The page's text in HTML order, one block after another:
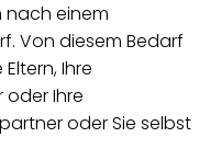
nach einem
Von diesem Bedarf
Ihre
oder Ihre
oder Sie selbst